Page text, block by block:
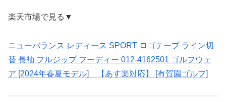
楽天市場で見る▼
ニューバランス レディース SPORT ロゴテープ ライン切
替 長袖 フルジップ フーディー 012-4162501 ゴルフウェ
ア [2024年春夏モデル] 【あす楽対応】 [有賀園ゴルフ]